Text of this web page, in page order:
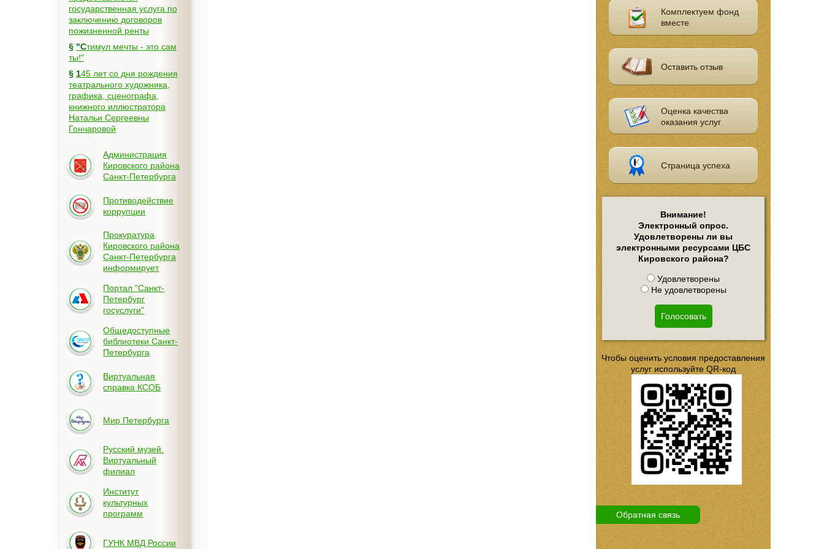
государственная услуга по
заключению договоров
пожизненной ренты
§ "Стимул мечты - это сам
ты!"
§ 145 лет со дня рождения
театрального художника,
графика, сценографа,
книжного иллюстратора
Натальи Сергеевны
Гончаровой
Администрация
Кировского района
Санкт-Петербурга
Противодействие
коррупции
Прокуратура
Кировского района
Санкт-Петербурга
информирует
Портал "Санкт-
Петербург
госуслуги"
Общедоступные
библиотеки Санкт-
Петербурга
Виртуальная
справка КСОБ
Мир Петербурга
Русский музей.
Виртуальный
филиал
Институт
культурных
программ
ГУНК МВД России
Комплектуем фонд
вместе
Оставить отзыв
Оценка качества
оказания услуг
Страница успеха
Внимание!
Электронный опрос.
Удовлетворены ли вы
электронными ресурсами ЦБС
Кировского района?
Удовлетворены
Не удовлетворены
Голосовать
Чтобы оценить условия предоставления
услуг используйте QR-код
Обратная связь